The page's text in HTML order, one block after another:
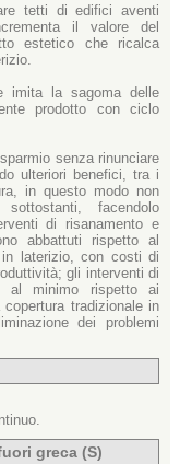
tetti di edifici aventi
il valore del
estetico che ricalca
imita la sagoma delle
prodotto con ciclo
senza rinunciare
ulteriori benefici, tra i
in questo modo non
facendolo
di risanamento e
abbattuti rispetto al
laterizio, con costi di
gli interventi di
al minimo rispetto ai
tradizionale in
dei problemi
greca (S)